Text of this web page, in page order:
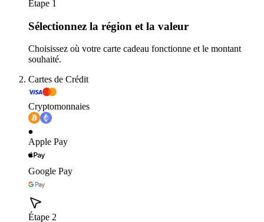
Étape 1
Sélectionnez la région et la valeur
Choisissez où votre carte cadeau fonctionne et le montant
souhaité.
Cartes de Crédit
Cryptomonnaies
Apple Pay
Google Pay
Étape 2